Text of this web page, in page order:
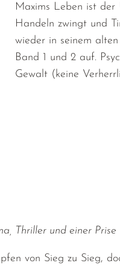
Maxims Leben ist der
Handeln zwingt und
wieder in seinem
Band 1 und 2 auf.
Gewalt (keine
Thriller und einer Prise
von Sieg zu Sieg,